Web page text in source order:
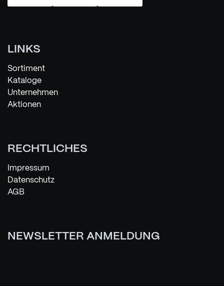
LINKS
Sortiment
Kataloge
Unternehmen
Aktionen
RECHTLICHES
Impressum
Datenschutz
AGB
NEWSLETTER ANMELDUNG